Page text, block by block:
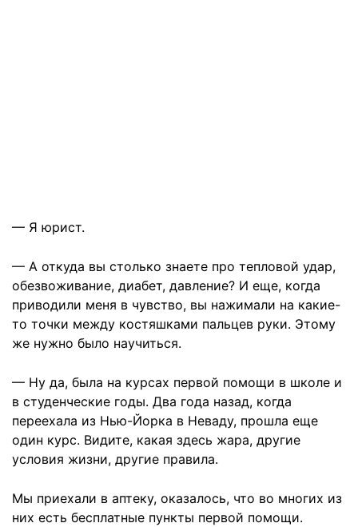
— Я юрист.
— А откуда вы столько знаете про тепловой удар,
обезвоживание, диабет, давление? И еще, когда
приводили меня в чувство, вы нажимали на какие-
то точки между костяшками пальцев руки. Этому
же нужно было научиться.
— Ну да, была на курсах первой помощи в школе и
в студенческие годы. Два года назад, когда
переехала из Нью-Йорка в Неваду, прошла еще
один курс. Видите, какая здесь жара, другие
условия жизни, другие правила.
Мы приехали в аптеку, оказалось, что во многих из
них есть бесплатные пункты первой помощи.